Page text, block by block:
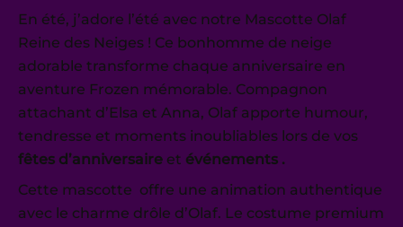
En été, j’adore l’été avec notre Mascotte Olaf
Reine des Neiges ! Ce bonhomme de neige
adorable transforme chaque anniversaire en
aventure Frozen mémorable. Compagnon
attachant d’Elsa et Anna, Olaf apporte humour,
tendresse et moments inoubliables lors de vos
fêtes d’anniversaire et événements .
Cette mascotte offre une animation authentique
avec le charme drôle d’Olaf. Le costume premium